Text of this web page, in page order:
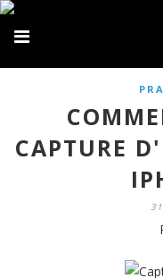
CAPTURE